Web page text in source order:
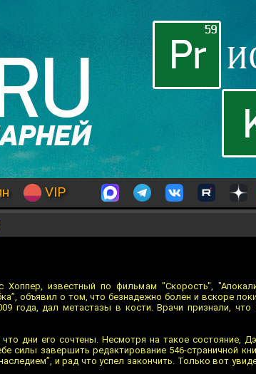
VIP
известный по фильмам "Скорость",
объявил о том, что безнадежно болен и вскоре
года, дал метастазы в кости. Врачи признали, что
дни его сочтены. Несмотря на такое состояние,
силы завершить редактирование 546-страничной
и рад что успел закончить. Только вот